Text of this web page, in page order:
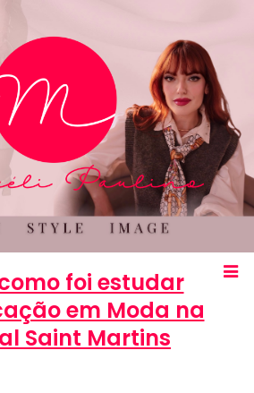
foi estudar
em Moda na
Saint Martins